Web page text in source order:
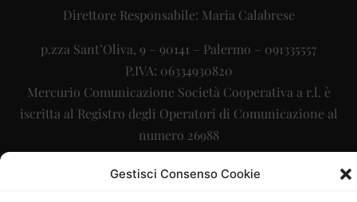
Gestisci Consenso Cookie
Direttore Responsabile: Maria Calabrese
p.zza Sant’Oliva, 9 – 90141 – Palermo – 091335557
P.IVA: 06334930820
Mercurio Comunicazione Società Cooperativa a r.l. è
iscritta al Registro degli Operatori di Comunicazione al
numero 26988
Sito gestito daLa Digitale srl– info@ladigitale.it